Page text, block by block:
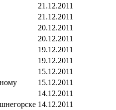
21.12.2011
21.12.2011
20.12.2011
20.12.2011
19.12.2011
19.12.2011
15.12.2011
15.12.2011
14.12.2011
14.12.2011